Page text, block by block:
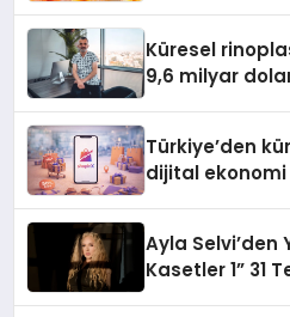
Küresel
9,6 milyar
Türkiye’den
dijital
Ayla Selvi’den
Kasetler 1” 31